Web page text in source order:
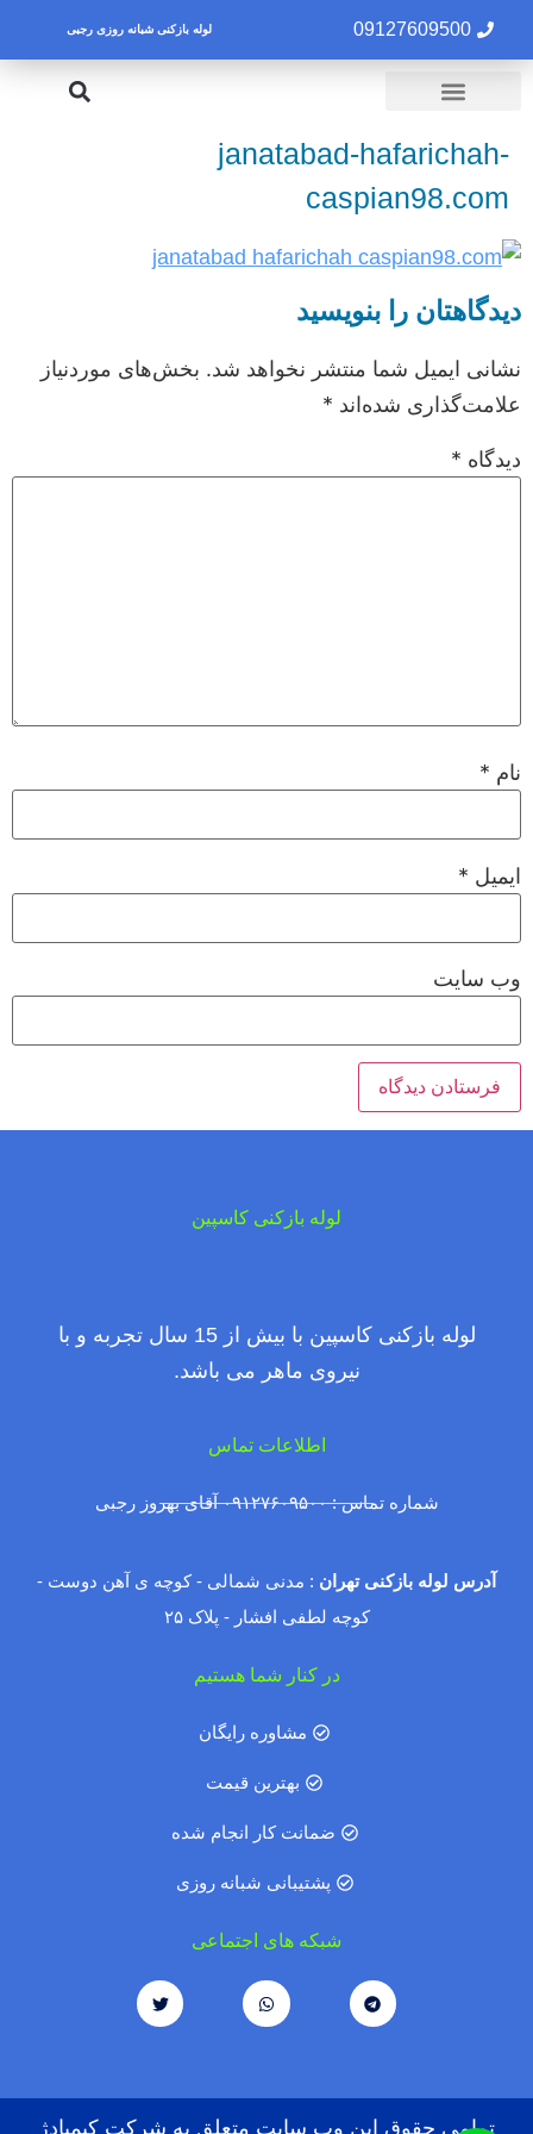
09127609500 لوله بازکنی شبانه روزی رجبی
janatabad-hafarichah-
caspian98.com
دیدگاهتان را بنویسید
نشانی ایمیل شما منتشر نخواهد شد. بخش‌های موردنیاز
علامت‌گذاری شده‌اند *
دیدگاه *
نام *
ایمیل *
وب‌ سایت
لوله بازکنی کاسپین
لوله بازکنی کاسپین با بیش از 15 سال تجربه و با
نیروی ماهر می باشد.
اطلاعات تماس
شماره تماس : ۰۹۱۲۷۶۰۹۵۰۰ آقای بهروز رجبی
آدرس لوله بازکنی تهران : مدنی شمالی - کوچه ی آهن دوست -
کوچه لطفی افشار - پلاک ۲۵
در کنار شما هستیم
مشاوره رایگان
بهترین قیمت
ضمانت کار انجام شده
پشتیبانی شبانه روزی
شبکه های اجتماعی
تمامی حقوق این وب سایت متعلق به شرکت کیمیادژ